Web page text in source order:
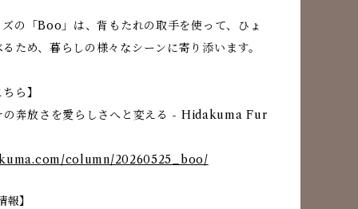
ズの「Boo」は、背もたれの取手を使って、ひょ
ため、暮らしの様々なシーンに寄り添います。
ら】
の奔放さを愛らしさへと変える - Hidakuma Fur
column/20260525_boo/
報】